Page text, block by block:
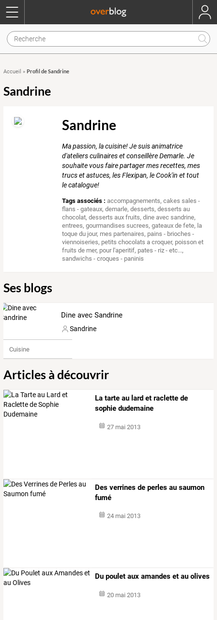
Accueil » Profil de Sandrine
Sandrine
Sandrine
Ma passion, la cuisine! Je suis animatrice
d'ateliers culinaires et conseillère Demarle. Je
souhaite vous faire partager mes recettes, mes
trucs et astuces, les Flexipan, le Cook'in et tout
le catalogue!
Tags associés : accompagnements,cakes sales -
flans - gateaux,demarle,desserts,desserts au
chocolat,desserts aux fruits,dine avec sandrine,
entrees,gourmandises sucrees,gateaux de fete, la
toque du jour, mes partenaires, pains - brioches -
viennoiseries, petits chocolats a croquer, poisson et
fruits de mer, pour l'aperitif, pates - riz - etc...,
sandwichs - croques - paninis
Ses blogs
Dine avec Sandrine
Sandrine
Cuisine
Articles à découvrir
La tarte au lard et raclette de
sophie dudemaine
27 mai 2013
Des verrines de perles au saumon
fumé
24 mai 2013
Du poulet aux amandes et au olives
20 mai 2013